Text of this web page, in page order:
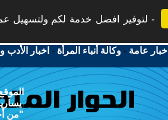
لتوفير افضل خدمة لكم ولتسهيل
أخبار عامة -وكالة أنباء المرأة - اخبار الأدب
"من